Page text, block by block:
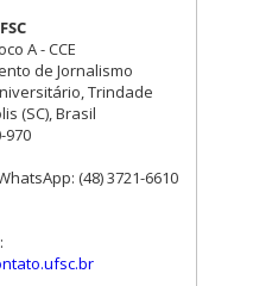
A - CCE
de Jornalismo
Trindade
(SC), Brasil
970
(48) 3721-6610